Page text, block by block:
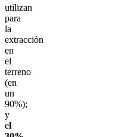
utilizan
para
la
extracción
en
el
terreno
(en
un
90%);
y
el